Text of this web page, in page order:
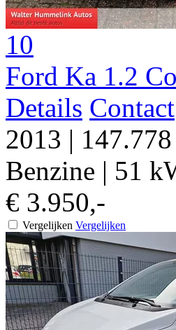
10
Ford Ka 1.2
Details Contact
2013 |
Benzine | 51
€ 3.950,-
Vergelijken Vergelijken